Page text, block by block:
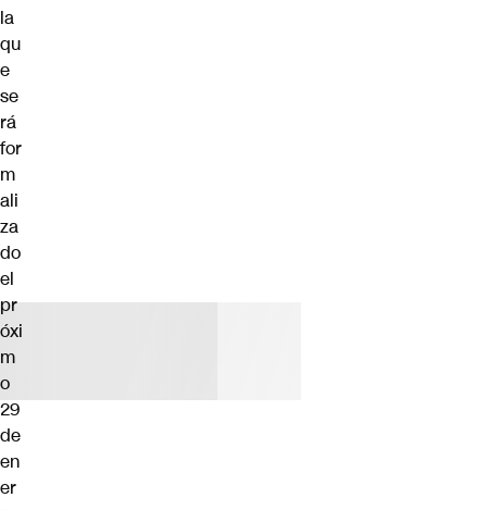
la
qu
e
se
rá
for
m
ali
za
do
el
pr
óxi
m
o
29
de
en
er